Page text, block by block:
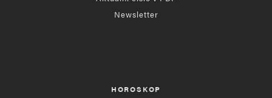
Newsletter
HOROSKOP